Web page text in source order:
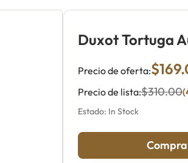
Duxot Tortuga
Precio de oferta:
Precio de lista:$310.00
Estado: In Stock